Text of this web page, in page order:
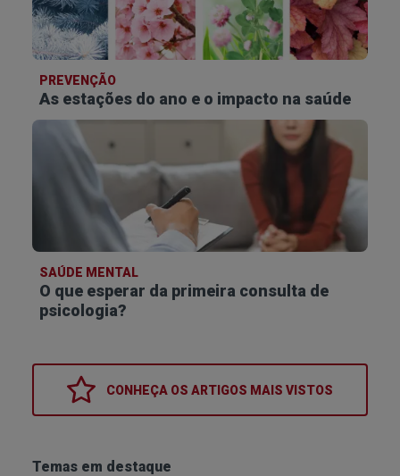
PREVENÇÃO
As estações do ano e o impacto na saúde
SAÚDE MENTAL
O que esperar da primeira consulta de
psicologia?
CONHEÇA OS ARTIGOS MAIS VISTOS
Temas em destaque